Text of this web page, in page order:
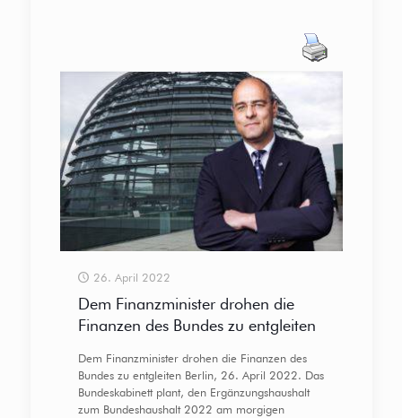
26. April 2022
Dem Finanzminister drohen die
Finanzen des Bundes zu entgleiten
Dem Finanzminister drohen die Finanzen des
Bundes zu entgleiten Berlin, 26. April 2022. Das
Bundeskabinett plant, den Ergänzungshaushalt
zum Bundeshaushalt 2022 am morgigen